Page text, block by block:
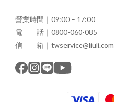
營業時間｜09:00 – 17:00
電 話｜0800-060-085
信 箱｜twservice@liuli.com